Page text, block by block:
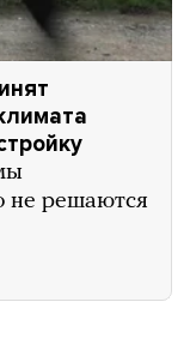
не решаются